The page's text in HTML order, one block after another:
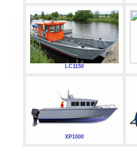
LC1150
XP1000